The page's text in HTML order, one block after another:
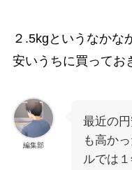
２.5kgというなかな
安いうちに買ってお
編集部
最近の
も高か
ルでは